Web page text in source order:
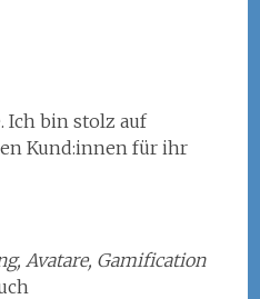
Ich bin stolz auf
Kund:innen für ihr
Avatare, Gamification